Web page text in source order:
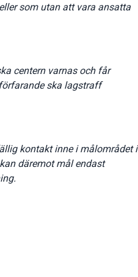
som utan att vara ansatta
centern varnas och får
ska lagstraff
kontakt inne i målområdet i
däremot mål endast